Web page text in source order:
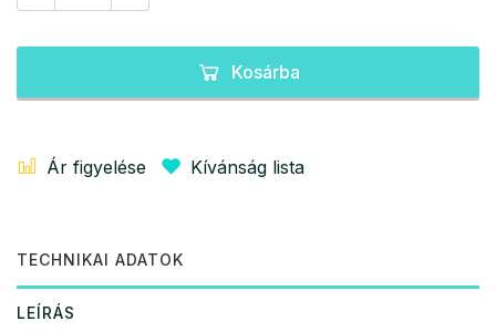
Kosárba
Ár figyelése Kívánság lista
TECHNIKAI ADATOK
LEÍRÁS